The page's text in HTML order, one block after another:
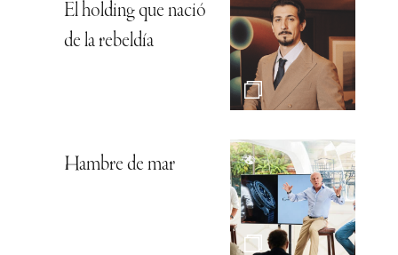
El holding que nació
de la rebeldía
Hambre de mar